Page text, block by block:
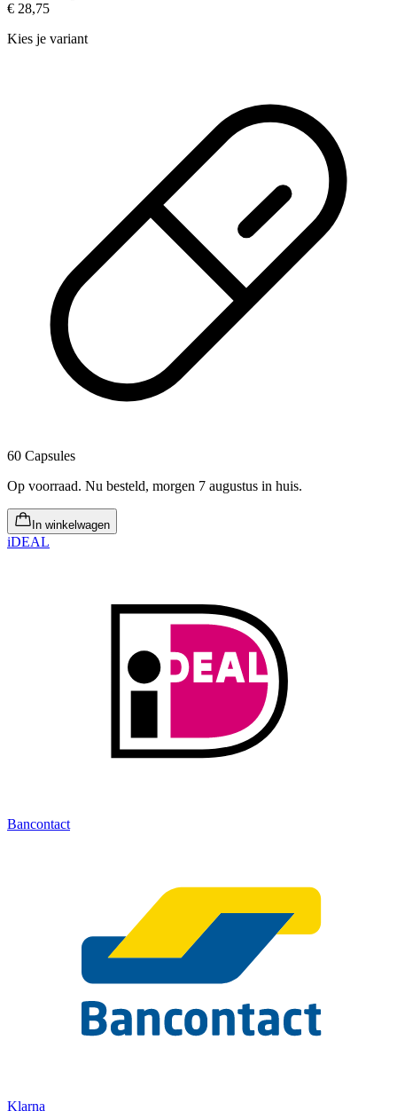
€ 28,75
Kies je variant
60 Capsules
Op voorraad. Nu besteld, morgen 7 augustus in huis.
In winkelwagen
iDEAL
Bancontact
Klarna